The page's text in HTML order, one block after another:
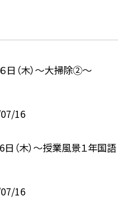
日（木）～大掃除②～
16
日（木）～授業風景１年国語
16